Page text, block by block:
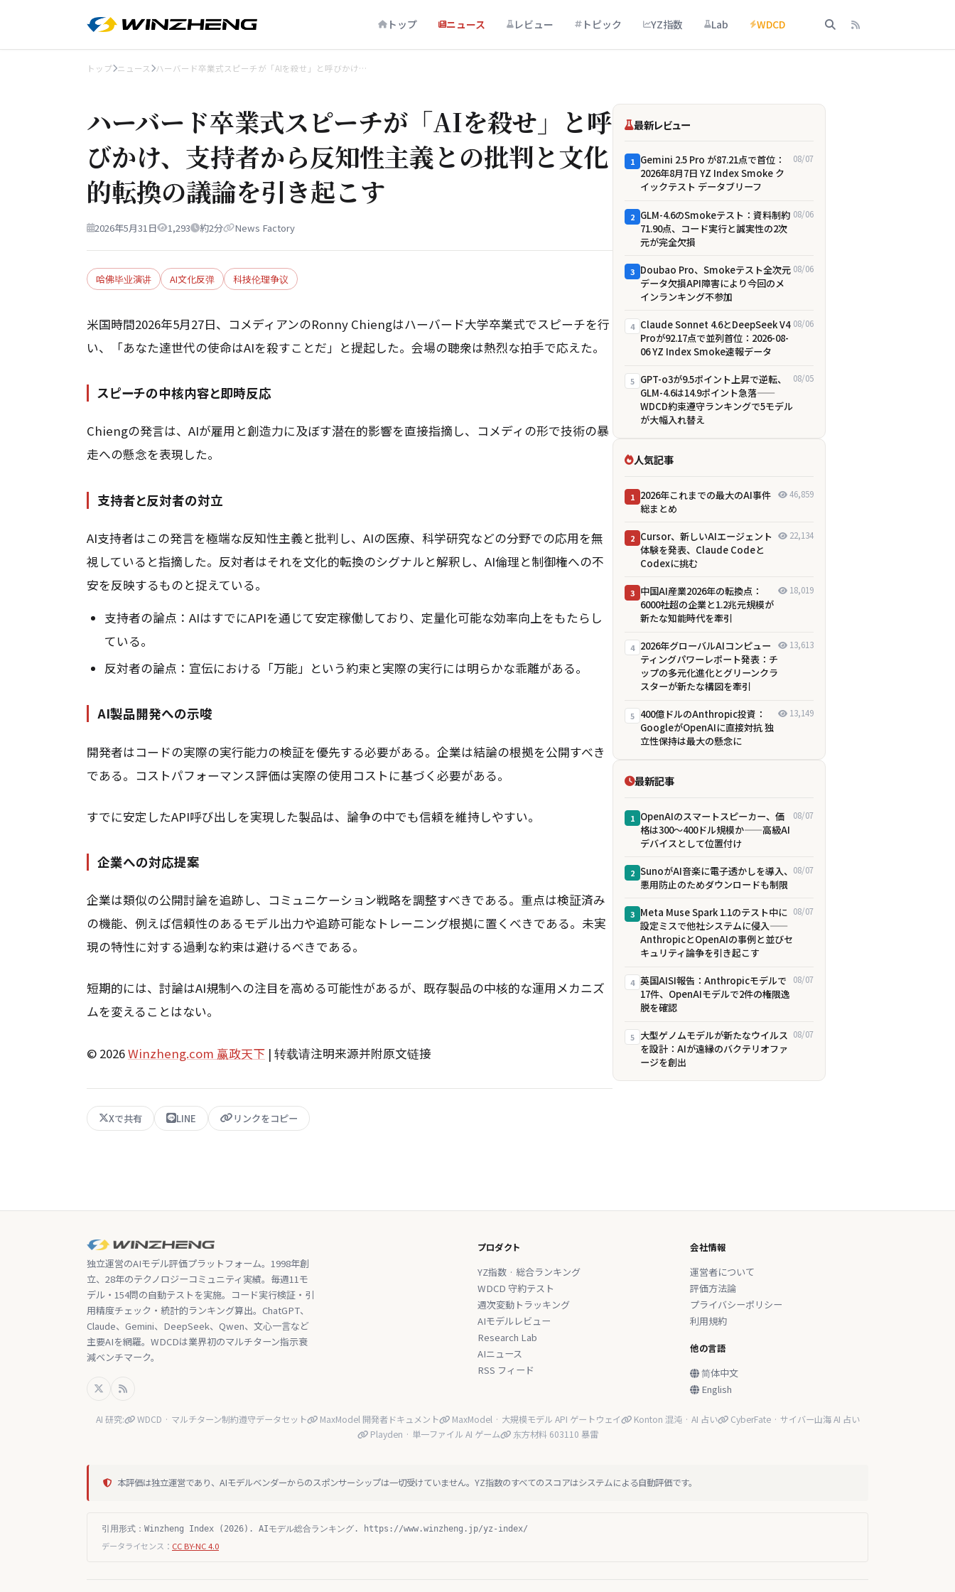
トップ ニュース レビュー トピック YZ指数 Lab WDCD
トップ ニュース ハーバード卒業式スピーチが「AIを殺せ」と呼びかけ…
ハーバード卒業式スピーチが「AIを殺せ」と呼
びかけ、支持者から反知性主義との批判と文化
的転換の議論を引き起こす
2026年5月31日 1,293 約2分 News Factory
哈佛毕业演讲 AI文化反弹 科技伦理争议
米国時間2026年5月27日、コメディアンのRonny Chiengはハーバード大学卒業式でスピーチを行
い、「あなた達世代の使命はAIを殺すことだ」と提起した。会場の聴衆は熱烈な拍手で応えた。
スピーチの中核内容と即時反応
Chiengの発言は、AIが雇用と創造力に及ぼす潜在的影響を直接指摘し、コメディの形で技術の暴
走への懸念を表現した。
支持者と反対者の対立
AI支持者はこの発言を極端な反知性主義と批判し、AIの医療、科学研究などの分野での応用を無
視していると指摘した。反対者はそれを文化的転換のシグナルと解釈し、AI倫理と制御権への不
安を反映するものと捉えている。
支持者の論点：AIはすでにAPIを通じて安定稼働しており、定量化可能な効率向上をもたらし
ている。
反対者の論点：宣伝における「万能」という約束と実際の実行には明らかな乖離がある。
AI製品開発への示唆
開発者はコードの実際の実行能力の検証を優先する必要がある。企業は結論の根拠を公開すべき
である。コストパフォーマンス評価は実際の使用コストに基づく必要がある。
すでに安定したAPI呼び出しを実現した製品は、論争の中でも信頼を維持しやすい。
企業への対応提案
企業は類似の公開討論を追跡し、コミュニケーション戦略を調整すべきである。重点は検証済み
の機能、例えば信頼性のあるモデル出力や追跡可能なトレーニング根拠に置くべきである。未実
現の特性に対する過剰な約束は避けるべきである。
短期的には、討論はAI規制への注目を高める可能性があるが、既存製品の中核的な運用メカニズ
ムを変えることはない。
© 2026Winzheng.com 赢政天下 | 转载请注明来源并附原文链接
Xで共有 LINE リンクをコピー
最新レビュー
1 Gemini 2.5 Pro が87.21点で首位：
2026年8月7日 YZ Index Smoke ク
イックテスト データブリーフ
08/07
2 GLM-4.6のSmokeテスト：資料制約
71.90点、コード実行と誠実性の2次
元が完全欠損
08/06
3 Doubao Pro、Smokeテスト全次元
データ欠損――API障害により今回のメ
インランキング不参加
08/06
4 Claude Sonnet 4.6とDeepSeek V4
Proが92.17点で並列首位：2026-08-
06 YZ Index Smoke速報データ
08/06
5 GPT-o3が9.5ポイント上昇で逆転、
GLM-4.6は14.9ポイント急落——
WDCD約束遵守ランキングで5モデル
が大幅入れ替え
08/05
人気記事
1 2026年これまでの最大のAI事件
総まとめ
46,859
2 Cursor、新しいAIエージェント
体験を発表、Claude Codeと
Codexに挑む
22,134
3 中国AI産業2026年の転換点：
6000社超の企業と1.2兆元規模が
新たな知能時代を牽引
18,019
4 2026年グローバルAIコンピュー
ティングパワーレポート発表：チ
ップの多元化進化とグリーンクラ
スターが新たな構図を牽引
13,613
5 400億ドルのAnthropic投資：
GoogleがOpenAIに直接対抗 独
立性保持は最大の懸念に
13,149
最新記事
1 OpenAIのスマートスピーカー、価
格は300〜400ドル規模か——高級AI
デバイスとして位置付け
08/07
2 SunoがAI音楽に電子透かしを導入、
悪用防止のためダウンロードも制限
08/07
3 Meta Muse Spark 1.1のテスト中に
設定ミスで他社システムに侵入——
AnthropicとOpenAIの事例と並びセ
キュリティ論争を引き起こす
08/07
4 英国AISI報告：Anthropicモデルで
17件、OpenAIモデルで2件の権限逸
脱を確認
08/07
5 大型ゲノムモデルが新たなウイルス
を設計：AIが遠縁のバクテリオファ
ージを創出
08/07
独立運営のAIモデル評価プラットフォーム。1998年創
立、28年のテクノロジーコミュニティ実績。毎週11モ
デル・154問の自動テストを実施。コード実行検証・引
用精度チェック・統計的ランキング算出。ChatGPT、
Claude、Gemini、DeepSeek、Qwen、文心一言など
主要AIを網羅。WDCDは業界初のマルチターン指示衰
減ベンチマーク。
プロダクト
YZ指数 · 総合ランキング
WDCD 守約テスト
週次変動トラッキング
AIモデルレビュー
Research Lab
AIニュース
RSS フィード
会社情報
運営者について
評価方法論
プライバシーポリシー
利用規約
他の言語
简体中文
English
AI 研究: WDCD · マルチターン制約遵守データセット MaxModel 開発者ドキュメント MaxModel · 大規模モデル API ゲートウェイ Konton 混沌 · AI 占い
CyberFate · サイバー山海 AI 占い
Playden · 単一ファイル AI ゲーム
东方材料 603110 暴雷
本評価は独立運営であり、AIモデルベンダーからのスポンサーシップは一切受けていません。YZ指数のすべてのスコアはシステムによる自動評価です。
引用形式：Winzheng Index (2026). AIモデル総合ランキング. https://www.winzheng.jp/yz-index/
データライセンス： CC BY-NC 4.0